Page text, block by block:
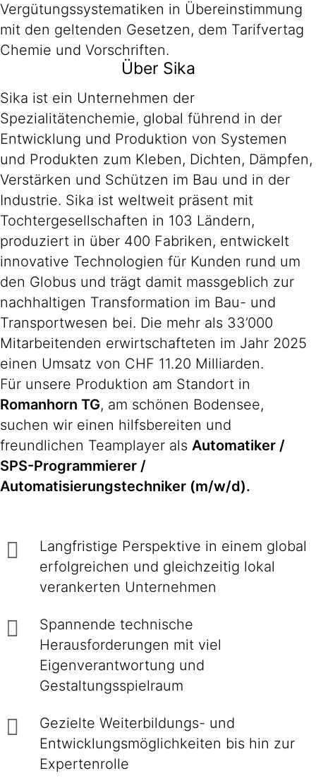
Vergütungssystematiken in Übereinstimmung
mit den geltenden Gesetzen, dem Tarifvertag
Chemie und Vorschriften.
Über Sika
Sika ist ein Unternehmen der
Spezialitätenchemie, global führend in der
Entwicklung und Produktion von Systemen
und Produkten zum Kleben, Dichten, Dämpfen,
Verstärken und Schützen im Bau und in der
Industrie. Sika ist weltweit präsent mit
Tochtergesellschaften in 103 Ländern,
produziert in über 400 Fabriken, entwickelt
innovative Technologien für Kunden rund um
den Globus und trägt damit massgeblich zur
nachhaltigen Transformation im Bau- und
Transportwesen bei. Die mehr als 33’000
Mitarbeitenden erwirtschafteten im Jahr 2025
einen Umsatz von CHF 11.20 Milliarden.
Für unsere Produktion am Standort in
Romanhorn TG, am schönen Bodensee,
suchen wir einen hilfsbereiten und
freundlichen Teamplayer als Automatiker /
SPS-Programmierer /
Automatisierungstechniker (m/w/d).
Langfristige Perspektive in einem global
erfolgreichen und gleichzeitig lokal
verankerten Unternehmen
Spannende technische
Herausforderungen mit viel
Eigenverantwortung und
Gestaltungsspielraum
Gezielte Weiterbildungs- und
Entwicklungsmöglichkeiten bis hin zur
Expertenrolle